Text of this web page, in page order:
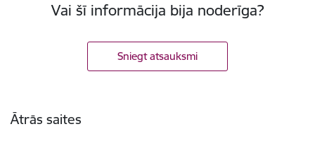
Vai šī informācija bija noderīga?
Sniegt atsauksmi
Ātrās saites